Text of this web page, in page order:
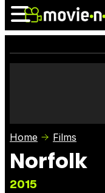
Photos
Home Films
Norfolk
2015